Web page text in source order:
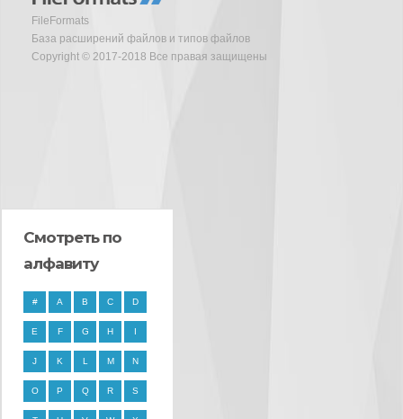
FileFormats
База расширений файлов и типов файлов
Copyright © 2017-2018 Все правая защищены
Смотреть по
алфавиту
# A B C D
E F G H I
J K L M N
O P Q R S